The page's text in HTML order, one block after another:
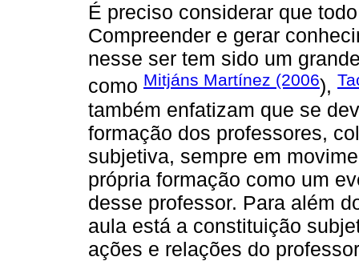
É preciso considerar que
Compreender e gerar
nesse ser tem sido um
como Mitjáns Martínez (2006),
também enfatizam que se
formação dos professores,
subjetiva, sempre em
própria formação como um
desse professor. Para além
aula está a constituição
ações e relações do